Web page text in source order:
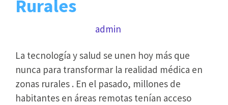
Rurales
admin
La tecnología y salud se unen hoy más que
nunca para transformar la realidad médica en
zonas rurales . En el pasado, millones de
habitantes en áreas remotas tenían acceso